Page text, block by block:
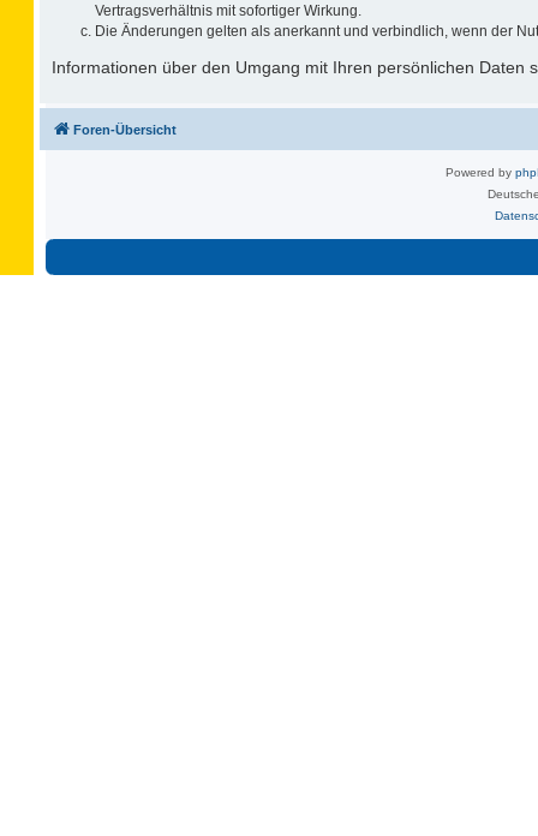
Vertragsverhältnis mit sofortiger Wirkung.
Die Änderungen gelten als anerkannt und verbindlich, wenn der
Informationen über den Umgang mit Ihren persönlichen Daten
Foren-Übersicht
Powered by